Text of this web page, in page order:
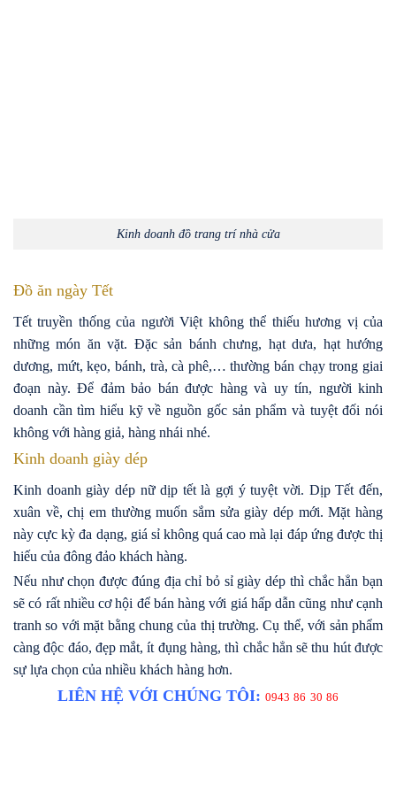
Kinh doanh đồ trang trí nhà cửa
Đồ ăn ngày Tết
Tết truyền thống của người Việt không thể thiếu hương vị của
những món ăn vặt. Đặc sản bánh chưng, hạt dưa, hạt hướng
dương, mứt, kẹo, bánh, trà, cà phê,… thường bán chạy trong giai
đoạn này. Để đảm bảo bán được hàng và uy tín, người kinh
doanh cần tìm hiểu kỹ về nguồn gốc sản phẩm và tuyệt đối nói
không với hàng giả, hàng nhái nhé.
Kinh doanh giày dép
Kinh doanh giày dép nữ dịp tết là gợi ý tuyệt vời. Dịp Tết đến,
xuân về, chị em thường muốn sắm sửa giày dép mới. Mặt hàng
này cực kỳ đa dạng, giá sỉ không quá cao mà lại đáp ứng được thị
hiếu của đông đảo khách hàng.
Nếu như chọn được đúng địa chỉ bỏ sỉ giày dép thì chắc hẳn bạn
sẽ có rất nhiều cơ hội để bán hàng với giá hấp dẫn cũng như cạnh
tranh so với mặt bằng chung của thị trường. Cụ thể, với sản phẩm
càng độc đáo, đẹp mắt, ít đụng hàng, thì chắc hẳn sẽ thu hút được
sự lựa chọn của nhiều khách hàng hơn.
LIÊN HỆ VỚI CHÚNG TÔI: 0943 86 30 86